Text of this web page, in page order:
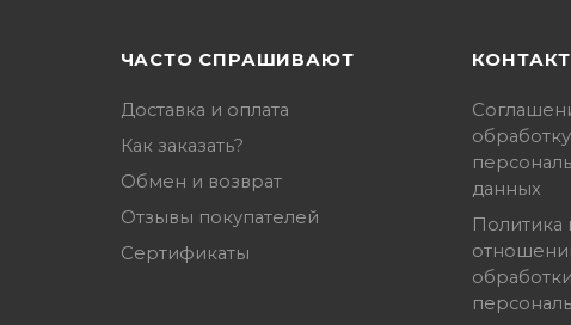
ЧАСТО СПРАШИВАЮТ
Доставка и оплата
Как заказать?
Обмен и возврат
Отзывы покупателей
Сертификаты
обработку
данных
Политика
обработки